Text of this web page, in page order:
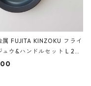
属 FUJITA KINZOKU フライ
ュウ&ハンドルセット L 24c
火・IH対応 鉄フライパン